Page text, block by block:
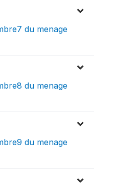
du menage
du menage
du menage